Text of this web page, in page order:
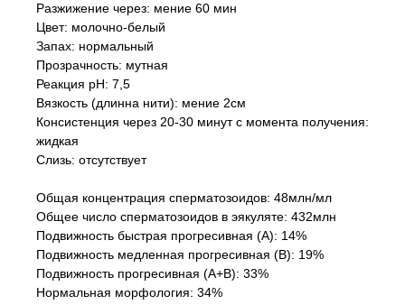
Разжижение через: мение 60 мин
Цвет: молочно-белый
Запах: нормальный
Прозрачность: мутная
Реакция рН: 7,5
Вязкость (длинна нити): мение 2см
Консистенция через 20-30 минут с момента получения:
жидкая
Слизь: отсутствует
Общая концентрация сперматозоидов: 48млн/мл
Общее число сперматозоидов в эякуляте: 432млн
Подвижность быстрая прогресивная (А): 14%
Подвижность медленная прогресивная (В): 19%
Подвижность прогресивная (А+В): 33%
Нормальная морфология: 34%